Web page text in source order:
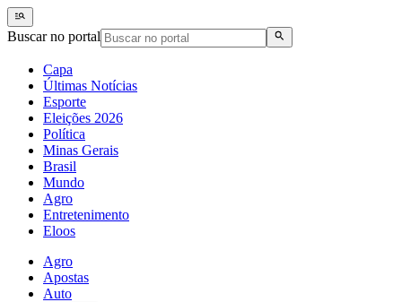
Buscar no portal
Capa
Últimas Notícias
Esporte
Eleições 2026
Política
Minas Gerais
Brasil
Mundo
Agro
Entretenimento
Eloos
Agro
Apostas
Auto